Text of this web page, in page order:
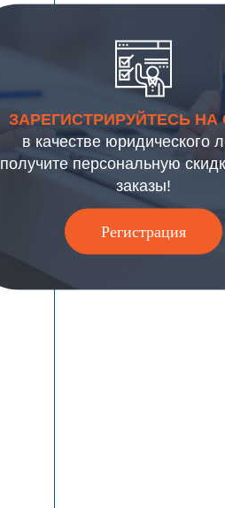
ЗАРЕГИСТРИРУЙТЕСЬ НА
в качестве юридического
получите персональную
заказы!
Регистрация